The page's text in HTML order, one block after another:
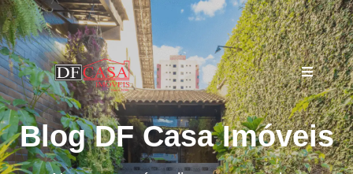
Blog DF Casa Imóveis